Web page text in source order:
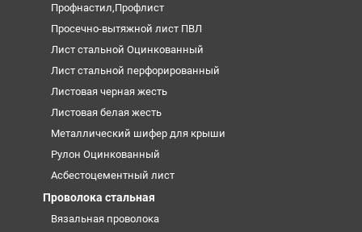
Профнастил,Профлист
Просечно-вытяжной лист ПВЛ
Лист стальной Оцинкованный
Лист стальной перфорированный
Листовая черная жесть
Листовая белая жесть
Металлический шифер для крыши
Рулон Оцинкованный
Асбестоцементный лист
Проволока стальная
Вязальная проволока